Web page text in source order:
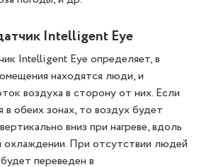
Intelligent Eye
Intelligent Eye определяет, в
находятся люди, и
воздуха в сторону от них. Если
в обеих зонах, то воздух будет
вниз при нагреве, вдоль
охлаждении. При отсутствии людей
переведен в